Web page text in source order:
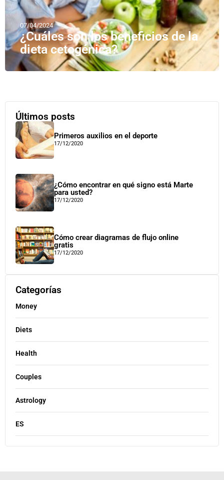
07/04/2024
¿Cuáles son los beneficios de la
dieta cetogénica?
Últimos posts
Primeros auxilios en el deporte
17/12/2020
¿Cómo encontrar en qué signo está Marte
para usted?
17/12/2020
Cómo crear diagramas de flujo online
gratis
17/12/2020
Categorías
Money
Diets
Health
Couples
Astrology
ES